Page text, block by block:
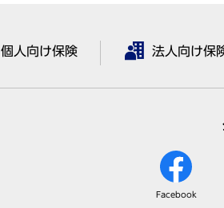
個人向け保険 法人向け保
Facebook